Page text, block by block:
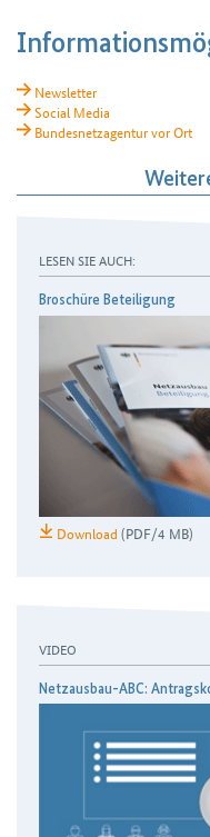
Newsletter
Social Media
Bundesnetzagentur vor Ort
LESEN SIE AUCH:
Broschüre Beteiligung
Download(PDF/4 MB)
VIDEO
Netzausbau-ABC: